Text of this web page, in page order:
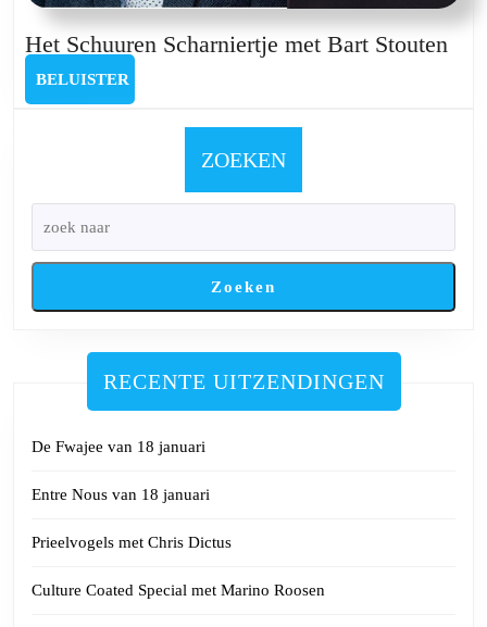
Het Schuuren Scharniertje met Bart Stouten
BELUISTER
ZOEKEN
Zoeken
RECENTE UITZENDINGEN
De Fwajee van 18 januari
Entre Nous van 18 januari
Prieelvogels met Chris Dictus
Culture Coated Special met Marino Roosen